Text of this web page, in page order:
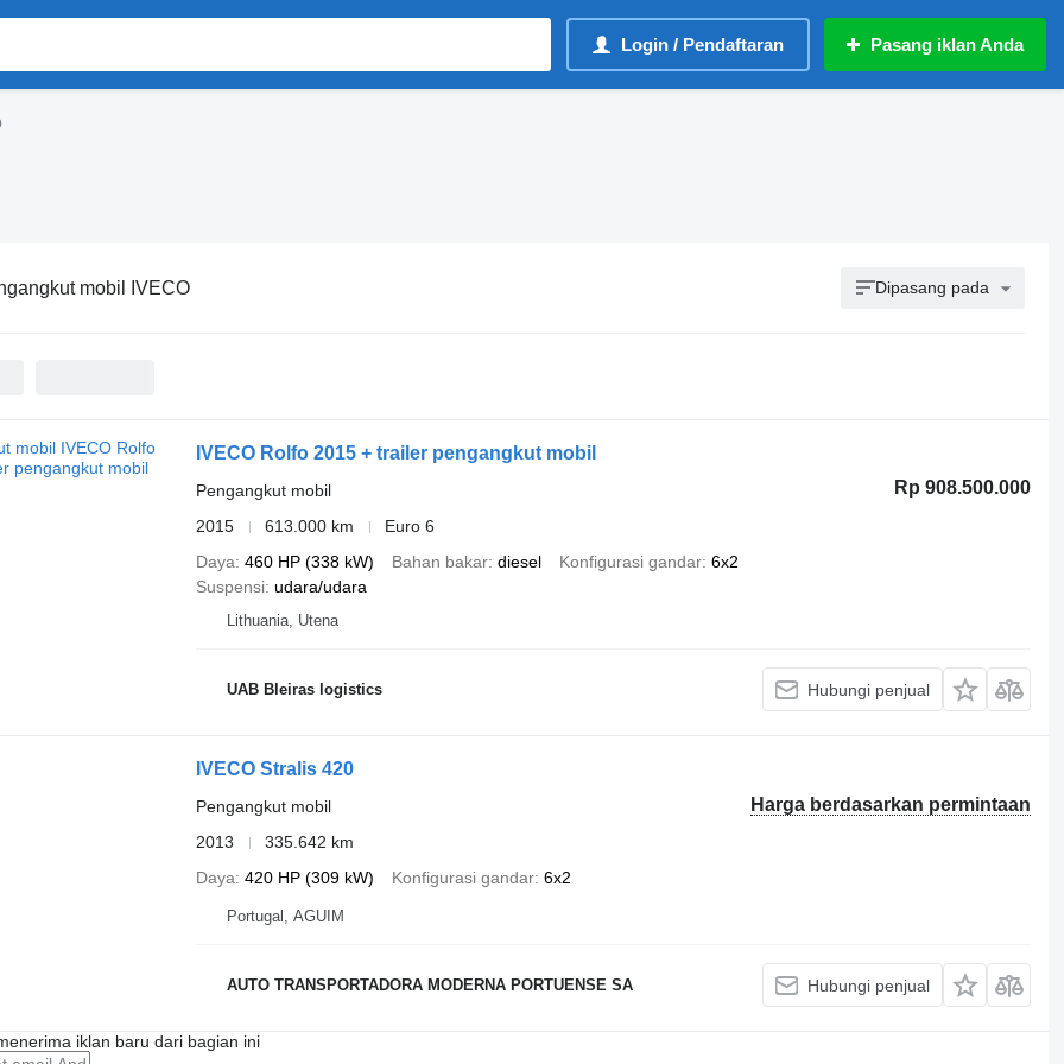
Login / Pendaftaran Pasang iklan Anda
mobil IVECO Dipasang pada
IVECO Rolfo 2015 + trailer pengangkut mobil
Rp 908.500.000
Pengangkut mobil
2015
613.000 km
Euro 6
Daya 460 HP (338 kW) Bahan bakar diesel Konfigurasi gandar 6x2
Suspensi udara/udara
Lithuania, Utena
UAB Bleiras logistics Hubungi penjual
IVECO Stralis 420
Harga berdasarkan permintaan
Pengangkut mobil
2013
335.642 km
Daya 420 HP (309 kW) Konfigurasi gandar 6x2
Portugal, AGUIM
AUTO TRANSPORTADORA MODERNA PORTUENSE SA Hubungi penjual
iklan baru dari bagian ini